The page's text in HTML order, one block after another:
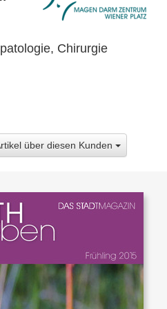
Chirurgie
über diesen Kunden